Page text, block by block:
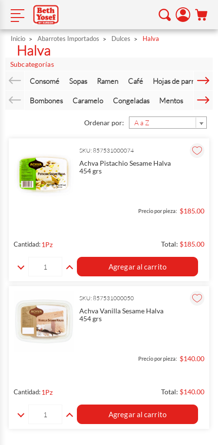
Inicio Abarrotes Importados Dulces Halva
Halva
Subcategorías
Consomé Sopas Ramen Café Hojas de parra
Bombones Caramelo Congeladas Mentos Halva
Ordenar por:
SKU: 857531000074
Achva Pistachio Sesame Halva
454 grs
Precio por pieza: $185.00
Cantidad: 1Pz Total: $185.00
Agregar al carrito
SKU: 857531000050
Achva Vanilla Sesame Halva
454 grs
Precio por pieza: $140.00
Cantidad: 1Pz Total: $140.00
Agregar al carrito